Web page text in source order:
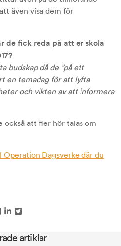
även visa dem för
de fick reda på att er skola
budskap då de ”på ett
en temadag för att lyfta
och vikten av att informera
också att fler hör talas om
Dagsverke där du
artiklar